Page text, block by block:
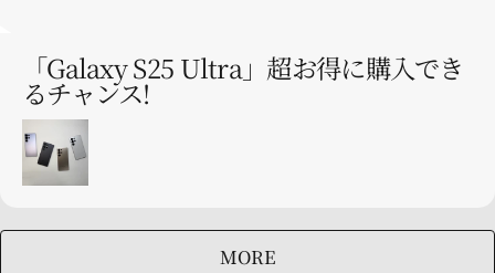
「Galaxy S25 Ultra」超お得に購入でき
るチャンス!
MORE